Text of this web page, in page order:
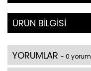
ÜRÜN BİLGİSİ
YORUMLAR - 0 yorum